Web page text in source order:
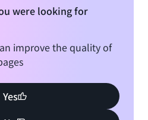
were looking for
improve the quality of
Yes